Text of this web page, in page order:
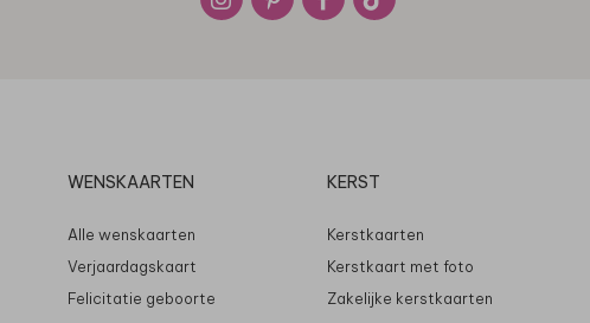
WENSKAARTEN
Alle wenskaarten
Verjaardagskaart
Felicitatie geboorte
KERST
Kerstkaarten
Kerstkaart met foto
Zakelijke kerstkaarten